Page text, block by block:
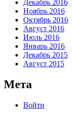
Декабрь 2016
Ноябрь 2016
Октябрь 2016
Август 2016
Июль 2016
Январь 2016
Декабрь 2015
Август 2015
Мета
Войти